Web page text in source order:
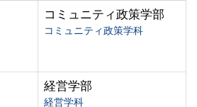
コミュニティ政策学部
コミュニティ政策学科
経営学部
経営学科